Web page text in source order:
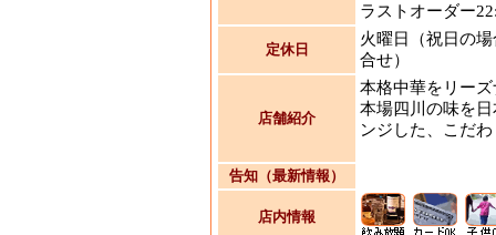
ラストオーダー
定休日
火曜日（祝日の
合せ）
店舗紹介
本格中華をリー
本場四川の味を
ンジした、こだ
告知（最新情報）
店内情報